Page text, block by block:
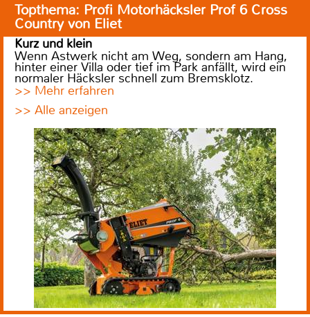
Topthema: Profi Motorhäcksler Prof 6 Cross
Country von Eliet
Kurz und klein
Wenn Astwerk nicht am Weg, sondern am Hang,
hinter einer Villa oder tief im Park anfällt, wird ein
normaler Häcksler schnell zum Bremsklotz.
>> Mehr erfahren
>> Alle anzeigen